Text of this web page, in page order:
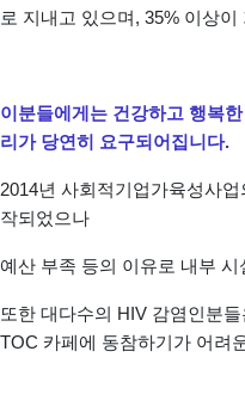
로 지내고 있으며, 35% 이상
이분들에게는 건강하고 행복
리가 당연히 요구되어집니다.
2014년 사회적기업가육성사
작되었으나
예산 부족 등의 이유로 내부
또한 대다수의 HIV 감염인분
TOC 카페에 동참하기가 어려